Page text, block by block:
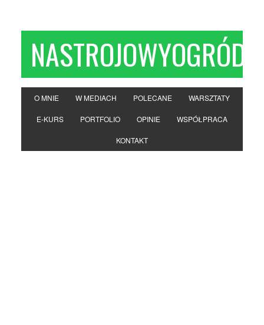
NASTROJOWYOGRÓD
O MNIE W MEDIACH POLECANE WARSZTATY
E-KURS PORTFOLIO OPINIE WSPÓŁPRACA
KONTAKT